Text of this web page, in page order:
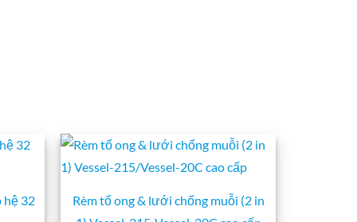
hệ 32
Rèm tổ ong & lưới chống muỗi (2 in